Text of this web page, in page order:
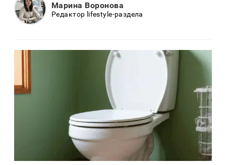
Марина Воронова
Редактор lifestyle-раздела